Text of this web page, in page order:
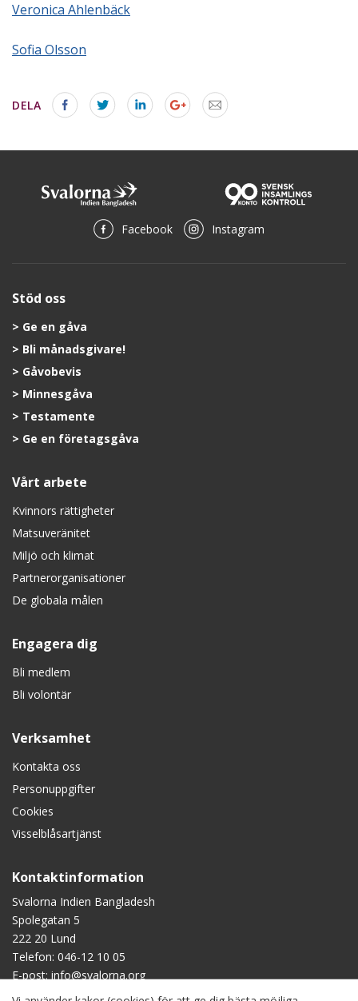
Veronica Ahlenbäck
Sofia Olsson
DELA
Facebook Instagram
Stöd oss
Ge en gåva
Bli månadsgivare!
Gåvobevis
Minnesgåva
Testamente
Ge en företagsgåva
Vårt arbete
Kvinnors rättigheter
Matsuveränitet
Miljö och klimat
Partnerorganisationer
De globala målen
Engagera dig
Bli medlem
Bli volontär
Verksamhet
Kontakta oss
Personuppgifter
Cookies
Visselblåsartjänst
Kontaktinformation
Svalorna Indien Bangladesh
Spolegatan 5
222 20 Lund
Telefon: 046-12 10 05
E-post:info@svalorna.org